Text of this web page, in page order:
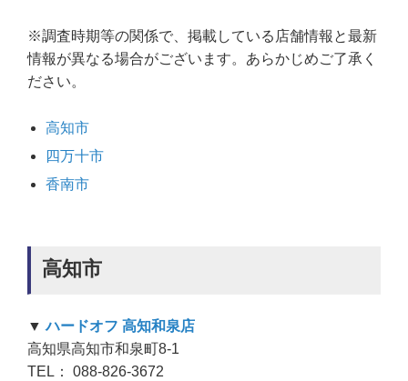
※調査時期等の関係で、掲載している店舗情報と最新
情報が異なる場合がございます。あらかじめご了承く
ださい。
高知市
四万十市
香南市
高知市
▼ ハードオフ 高知和泉店
高知県高知市和泉町8-1
TEL： 088-826-3672